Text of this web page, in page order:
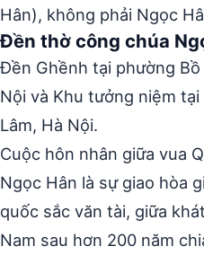
Hân), không phải Ngọc
Đền thờ công chúa
Đền Ghềnh tại phường
Nội và Khu tưởng niệm
Lâm, Hà Nội.
Cuộc hôn nhân giữa vua
Ngọc Hân là sự giao hòa
quốc sắc văn tài, giữa
Nam sau hơn 200 năm